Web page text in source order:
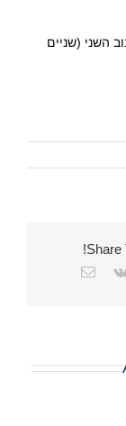
השני (שניים
Share
Vk
Email